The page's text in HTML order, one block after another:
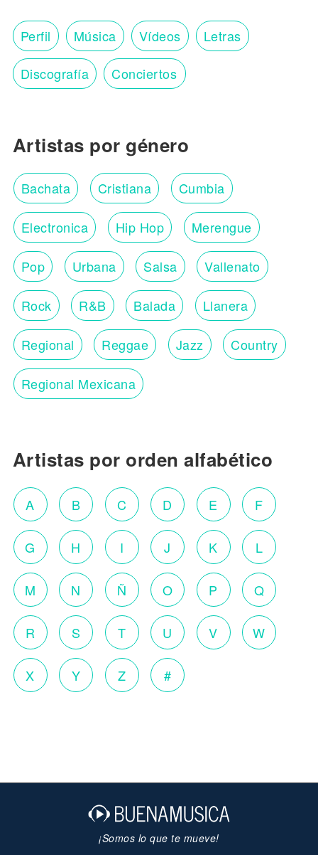
Perfil Música Vídeos Letras
Discografía Conciertos
Artistas por género
Bachata Cristiana Cumbia
Electronica Hip Hop Merengue
Pop Urbana Salsa Vallenato
Rock R&B Balada Llanera
Regional Reggae Jazz Country
Regional Mexicana
Artistas por orden alfabético
A B C D E F
G H I J K L
M N Ñ O P Q
R S T U V W
X Y Z #
¡Somos lo que te mueve!